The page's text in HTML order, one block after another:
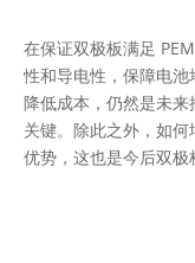
在保证双极板满足
性和导电性，保障电
降低成本，仍然是未来
关键。除此之外，如
优势，这也是今后双极